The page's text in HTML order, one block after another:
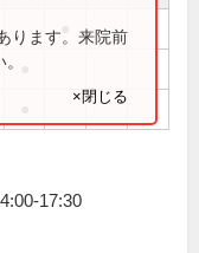
ります。来院前
×閉じる
17:30